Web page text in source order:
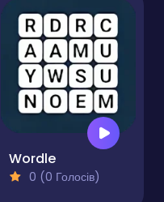
Wordle
0 (0 Голосів)